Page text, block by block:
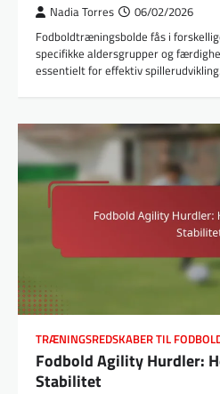
Nadia Torres 06/02/2026
Fodboldtræningsbolde fås i
specifikke aldersgrupper og
essentielt for effektiv
TRÆNINGSREDSKABER TIL
Fodbold Agility Hurdler:
Stabilitet